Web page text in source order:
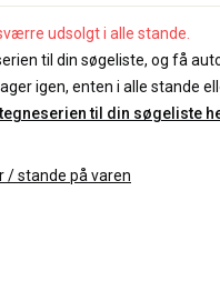
udsolgt i alle stande.
til din søgeliste, og få
igen, enten i alle stande
til din søgeliste
/ stande på varen